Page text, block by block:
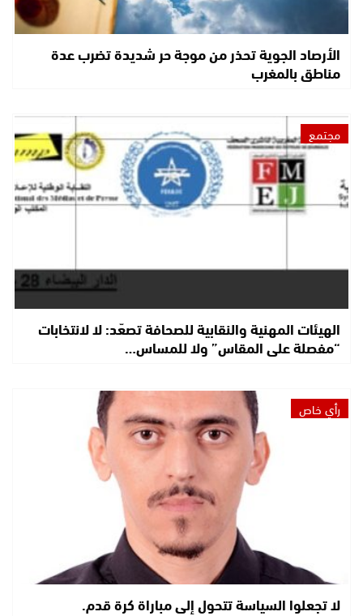
الأرصاد الجوية تحذر من موجة حر شديدة تضرب عدة
مناطق بالمغرب
مجتمع
الهيئات المهنية والنقابية للصحافة تصعّد: لا لانتخابات
“مفصلة على المقاس” ولا للمساس…
رأي خاص
لا تجعلوا السياسة تتحول إلى مباراة كرة قدم.